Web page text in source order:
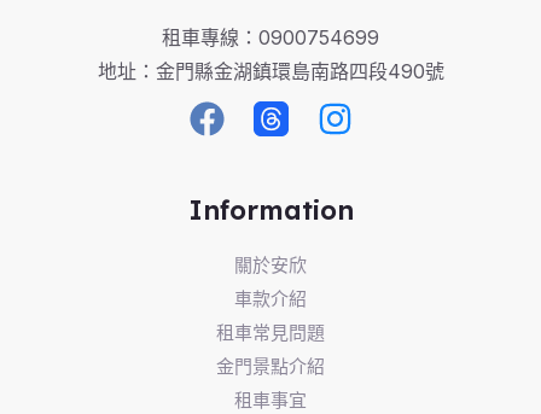
租車專線：0900754699
地址：金門縣金湖鎮環島南路四段490號
Information
關於安欣
車款介紹
租車常見問題
金門景點介紹
租車事宜